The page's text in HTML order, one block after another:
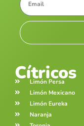
Cítricos
Limón Persa
Limón Mexicano
Limón Eureka
Naranja